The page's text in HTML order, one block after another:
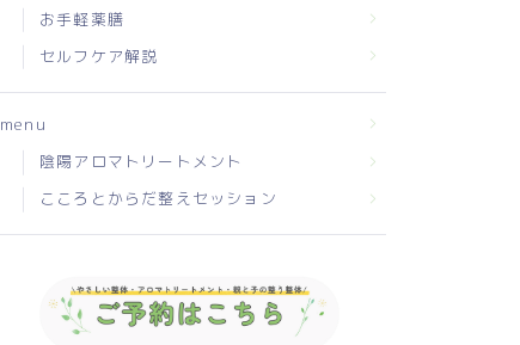
お手軽薬膳
セルフケア解説
menu
陰陽アロマトリートメント
こころとからだ整えセッション